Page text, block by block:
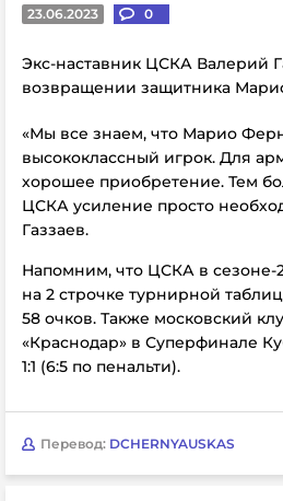
23.06.2023 0
Экс-наставник ЦСКА Валерий
возвращении защитника
«Мы все знаем, что Марио
высококлассный игрок. Для
хорошее приобретение. Тем
ЦСКА усиление просто
Газзаев.
Напомним, что ЦСКА в
на 2 строчке турнирной
58 очков. Также московский
«Краснодар» в Суперфинале
1:1 (6:5 по пенальти).
Перевод: DCHERNYAUSKAS